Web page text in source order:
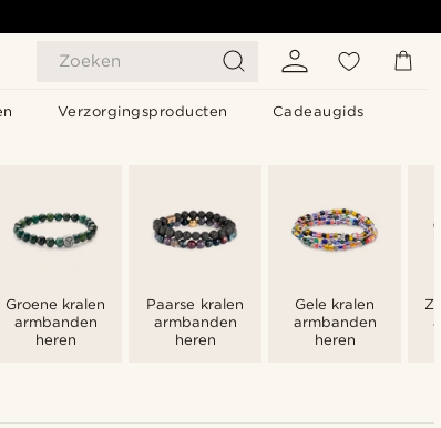
Zoeken
Verzorgingsproducten Cadeaugids
Groene kralen
armbanden
heren
Paarse kralen
armbanden
heren
Gele kralen
armbanden
heren